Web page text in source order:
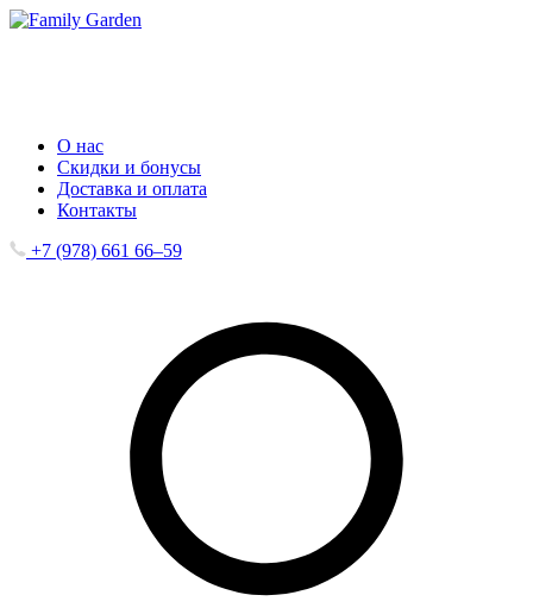
О нас
Скидки и бонусы
Доставка и оплата
Контакты
+7 (978) 661 66‒59